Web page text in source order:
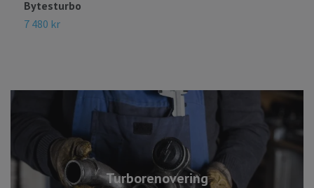
Turborenovering
Bytesturbo
7 480 kr